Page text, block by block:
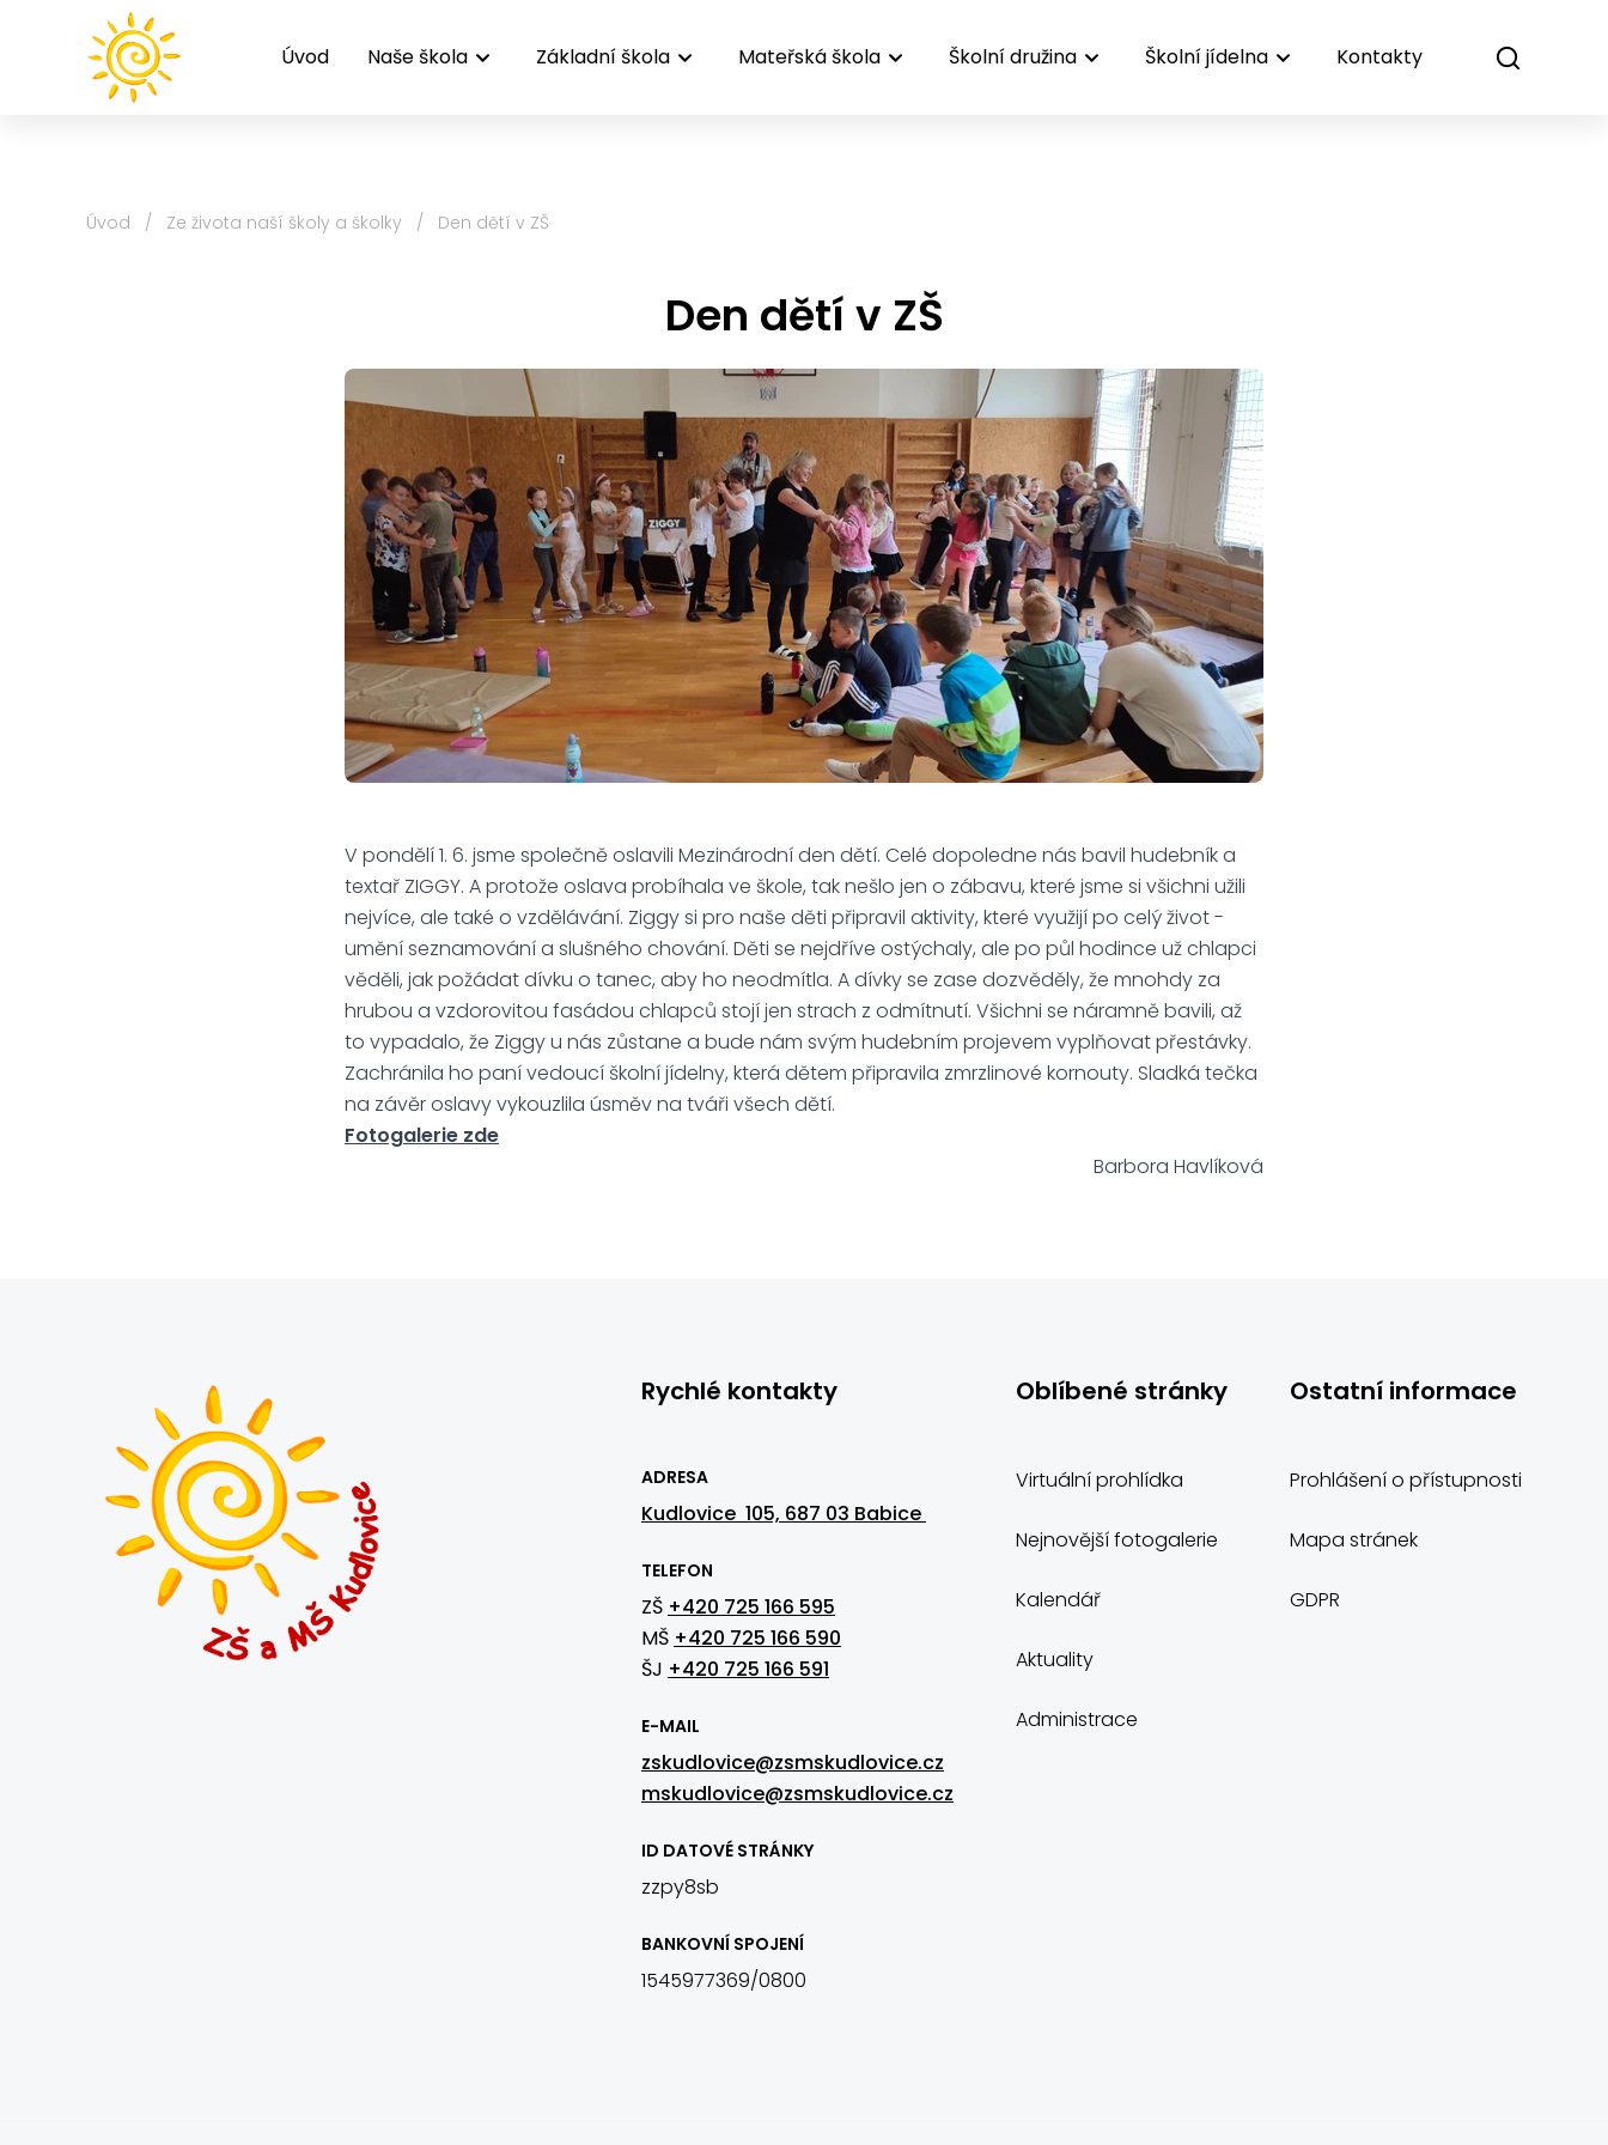
Úvod Naše škola Základní škola Mateřská škola Školní družina Školní jídelna Kontakty
Úvod / Ze života naší školy a školky / Den dětí v ZŠ
Den dětí v ZŠ
V pondělí 1. 6. jsme společně oslavili Mezinárodní den dětí. Celé dopoledne nás bavil hudebník a
textař ZIGGY. A protože oslava probíhala ve škole, tak nešlo jen o zábavu, které jsme si všichni užili
nejvíce, ale také o vzdělávání. Ziggy si pro naše děti připravil aktivity, které využijí po celý život -
umění seznamování a slušného chování. Děti se nejdříve ostýchaly, ale po půl hodince už chlapci
věděli, jak požádat dívku o tanec, aby ho neodmítla. A dívky se zase dozvěděly, že mnohdy za
hrubou a vzdorovitou fasádou chlapců stojí jen strach z odmítnutí. Všichni se náramně bavili, až
to vypadalo, že Ziggy u nás zůstane a bude nám svým hudebním projevem vyplňovat přestávky.
Zachránila ho paní vedoucí školní jídelny, která dětem připravila zmrzlinové kornouty. Sladká tečka
na závěr oslavy vykouzlila úsměv na tváři všech dětí.
Fotogalerie zde
Barbora Havlíková
Rychlé kontakty
ADRESA
Kudlovice 105, 687 03 Babice
TELEFON
ZŠ +420 725 166 595
MŠ +420 725 166 590
ŠJ +420 725 166 591
E-MAIL
zskudlovice@zsmskudlovice.cz
mskudlovice@zsmskudlovice.cz
ID DATOVÉ STRÁNKY
zzpy8sb
BANKOVNÍ SPOJENÍ
1545977369/0800
Oblíbené stránky
Virtuální prohlídka
Nejnovější fotogalerie
Kalendář
Aktuality
Administrace
Ostatní informace
Prohlášení o přístupnosti
Mapa stránek
GDPR